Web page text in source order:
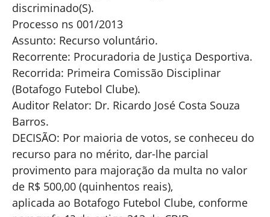
discriminado(S).
Processo ns 001/2013
Assunto: Recurso voluntário.
Recorrente: Procuradoria de Justiça Desportiva.
Recorrida: Primeira Comissão Disciplinar
(Botafogo Futebol Clube).
Auditor Relator: Dr. Ricardo José Costa Souza
Barros.
DECISÃO: Por maioria de votos, se conheceu do
recurso para no mérito, dar-lhe parcial
provimento para majoração da multa no valor
de R$ 500,00 (quinhentos reais),
aplicada ao Botafogo Futebol Clube, conforme